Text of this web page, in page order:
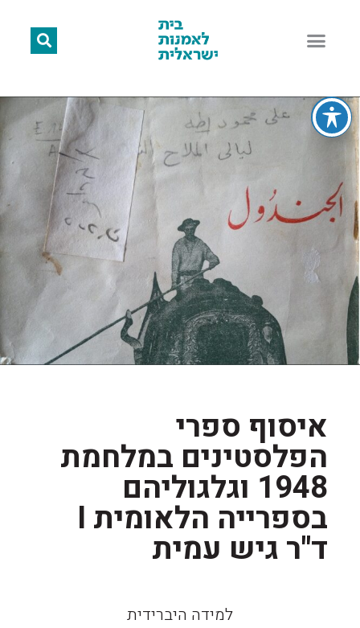
איסוף ספרי
הפלסטינים במלחמת
1948 וגלגוליהם
בספרייה הלאומית I
ד"ר גיש עמית
למידה היברידית